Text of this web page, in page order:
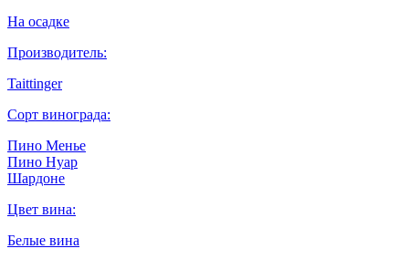
На осадке
Производитель:
Taittinger
Сорт винограда:
Пино Менье
Пино Нуар
Шардоне
Цвет вина:
Белые вина